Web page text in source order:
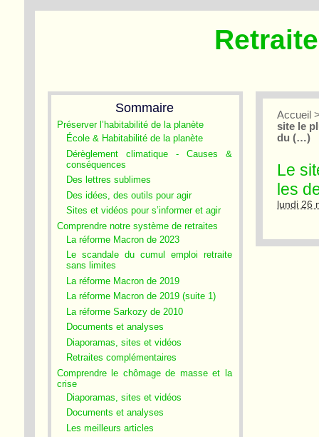
Sommaire
Préserver l’habitabilité de la planète
École & Habitabilité de la planète
Dérèglement climatique - Causes &
conséquences
Des lettres sublimes
Des idées, des outils pour agir
Sites et vidéos pour s’informer et agir
Comprendre notre système de retraites
La réforme Macron de 2023
Le scandale du cumul emploi retraite
sans limites
La réforme Macron de 2019
La réforme Macron de 2019 (suite 1)
La réforme Sarkozy de 2010
Documents et analyses
Diaporamas, sites et vidéos
Retraites complémentaires
Comprendre le chômage de masse et la
crise
Diaporamas, sites et vidéos
Documents et analyses
Les meilleurs articles
Accueil
site le
du (…)
Le
les
lundi 26